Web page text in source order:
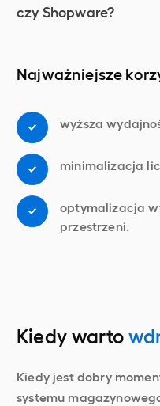
czy Shopware?
Najważniejsze
wyższa
minimalizacja
optymalizacja
przestrzeni.
Kiedy warto
Kiedy jest dobry
systemu